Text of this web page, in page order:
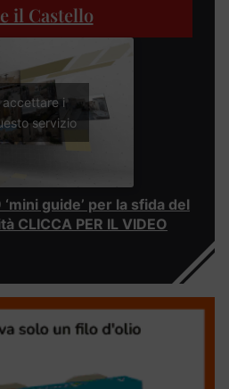
il Castello
accettare i
servizio
guide’ per la sfida del
CLICCA PER IL VIDEO